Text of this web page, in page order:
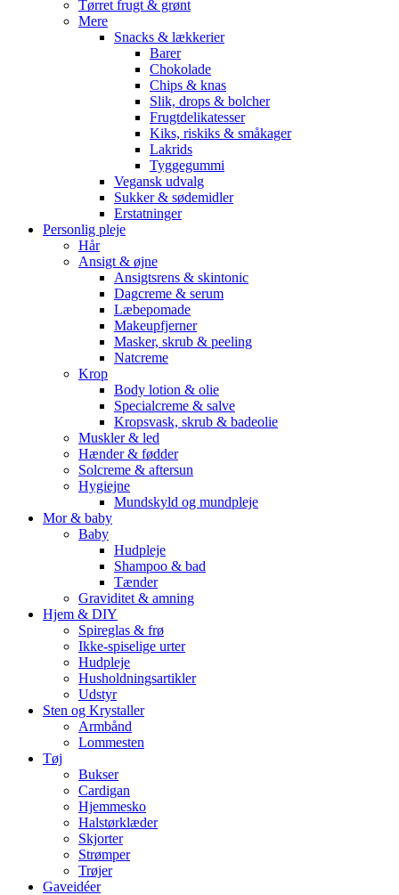
Tørret frugt & grønt
Mere
Snacks & lækkerier
Barer
Chokolade
Chips & knas
Slik, drops & bolcher
Frugtdelikatesser
Kiks, riskiks & småkager
Lakrids
Tyggegummi
Vegansk udvalg
Sukker & sødemidler
Erstatninger
Personlig pleje
Hår
Ansigt & øjne
Ansigtsrens & skintonic
Dagcreme & serum
Læbepomade
Makeupfjerner
Masker, skrub & peeling
Natcreme
Krop
Body lotion & olie
Specialcreme & salve
Kropsvask, skrub & badeolie
Muskler & led
Hænder & fødder
Solcreme & aftersun
Hygiejne
Mundskyld og mundpleje
Mor & baby
Baby
Hudpleje
Shampoo & bad
Tænder
Graviditet & amning
Hjem & DIY
Spireglas & frø
Ikke-spiselige urter
Hudpleje
Husholdningsartikler
Udstyr
Sten og Krystaller
Armbånd
Lommesten
Tøj
Bukser
Cardigan
Hjemmesko
Halstørklæder
Skjorter
Strømper
Trøjer
Gaveidéer